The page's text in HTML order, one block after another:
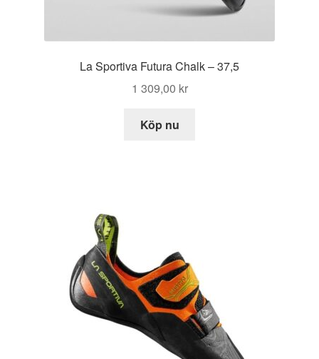
La Sportiva Futura Chalk – 37,5
1 309,00 kr
Köp nu